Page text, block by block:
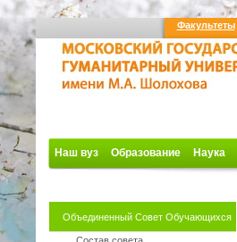
Факультеты
Наш вуз Образование Наука
Объединенный Совет Обучающихся